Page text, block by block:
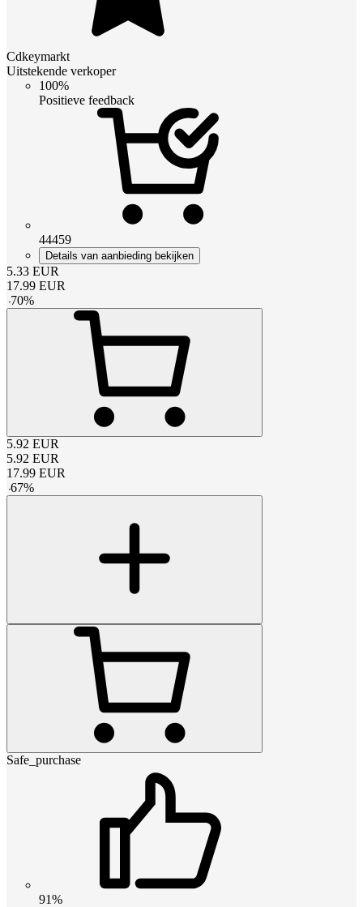
Cdkeymarkt
Uitstekende verkoper
100%
Positieve feedback
44459
Details van aanbieding bekijken
5.33 EUR
17.99 EUR
-70%
5.92 EUR
5.92 EUR
17.99 EUR
-67%
Safe_purchase
91%